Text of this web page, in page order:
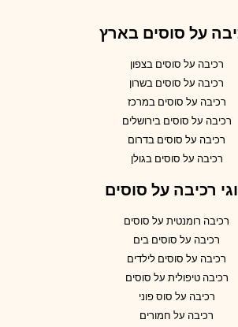
על סוסים בארץ
רכיבה על סוסים בצפון
רכיבה על סוסים בשרון
רכיבה על סוסים במרכז
רכיבה על סוסים בירושלים
רכיבה על סוסים בדרום
רכיבה על סוסים בגולן
רכיבה על סוסים
רכיבה רומנטית על סוסים
רכיבה על סוסים בים
רכיבה על סוסים לילדים
רכיבה טיפולית על סוסים
רכיבה על סוס פוני
רכיבה על חמורים